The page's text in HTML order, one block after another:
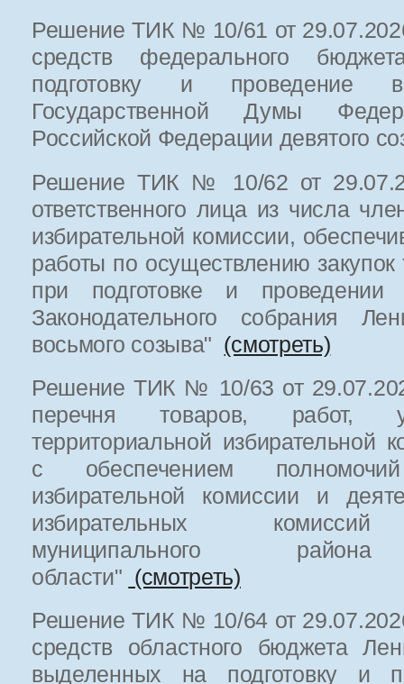
Решение ТИК № 10/61 от
средств федерального
подготовку и проведение
Государственной Думы
Российской Федерации девятого
Решение ТИК № 10/62 от
ответственного лица из числа
избирательной комиссии,
работы по осуществлению закупок
при подготовке и проведении
Законодательного собрания
восьмого созыва" (смотреть)
Решение ТИК № 10/63 от
перечня товаров, работ,
территориальной избирательной
с обеспечением полномочий
избирательной комиссии и
избирательных комиссий
муниципального района
области" (смотреть)
Решение ТИК № 10/64 от
средств областного бюджета
выделенных на подготовку и